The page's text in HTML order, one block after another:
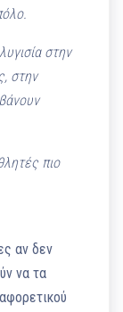
στην
στην
πιο
αν δεν
να τα